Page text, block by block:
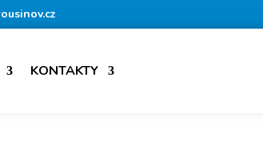
KONTAKTY